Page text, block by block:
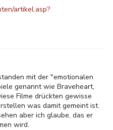
artikel.asp?
mit der "emotionalen
genannt wie Braveheart,
Filme drückten gewisse
was damit gemeint ist.
aber ich glaube, das er
wird.